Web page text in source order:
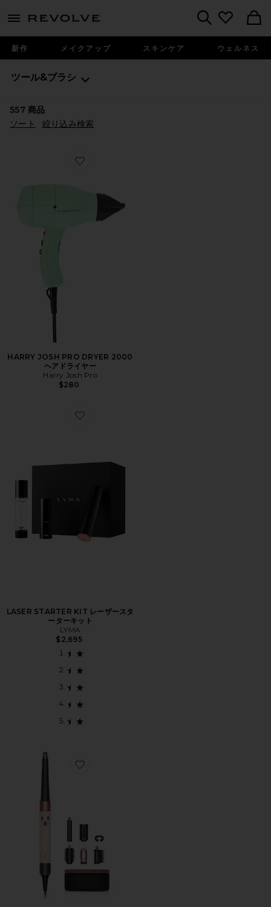
menu - shows more content
新作 メイクアップ スキンケア ウェルネス
ツール&ブラシ
557商品
ソート
絞り込み検索
Favorite HARRY JOSH PRO DRYER 2000 ヘアドライ
HARRY JOSH PRO DRYER 2000
ヘアドライヤー
Harry Josh Pro
$280
Favorite LASER STARTER KIT レーザースターターキット
LASER STARTER KIT レーザースタ
ーターキット
LYMA
$2,695
Favorite AIRWRAP I.D. MULTI-STYLER & DRYER